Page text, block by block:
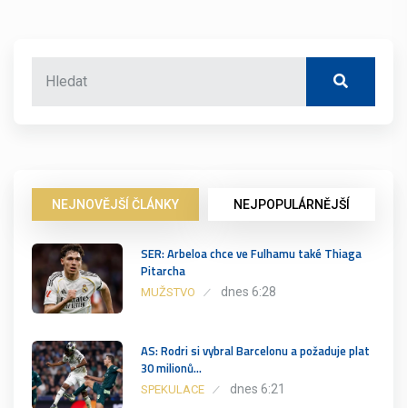
NEJNOVĚJŠÍ ČLÁNKY NEJPOPULÁRNĚJŠÍ
SER: Arbeloa chce ve Fulhamu také Thiaga
Pitarcha
MUŽSTVO dnes 6:28
AS: Rodri si vybral Barcelonu a požaduje plat
30 milionů…
SPEKULACE dnes 6:21